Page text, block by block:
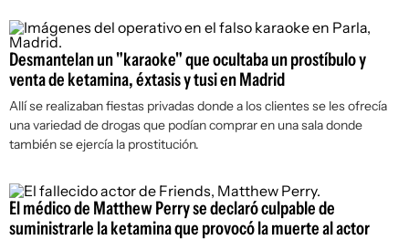
Desmantelan un "karaoke" que ocultaba un prostíbulo y
venta de ketamina, éxtasis y tusi en Madrid
Allí se realizaban fiestas privadas donde a los clientes se les ofrecía
una variedad de drogas que podían comprar en una sala donde
también se ejercía la prostitución.
El médico de Matthew Perry se declaró culpable de
suministrarle la ketamina que provocó la muerte al actor